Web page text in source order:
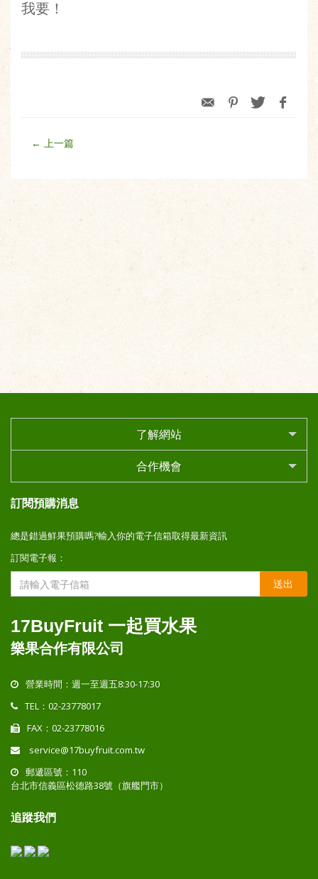
我要！
← 上一篇
了解網站
合作機會
訂閱預購消息
總是錯過鮮果預購嗎?輸入你的電子信箱取得最新資訊
訂閱電子報：
送出
17BuyFruit 一起買水果
樂果合作有限公司
營業時間：週一至週五8:30-17:30
TEL：02-23778017
FAX：02-23778016
service@17buyfruit.com.tw
郵遞區號：110
台北市信義區松德路38號（旗艦門市）
追蹤我們